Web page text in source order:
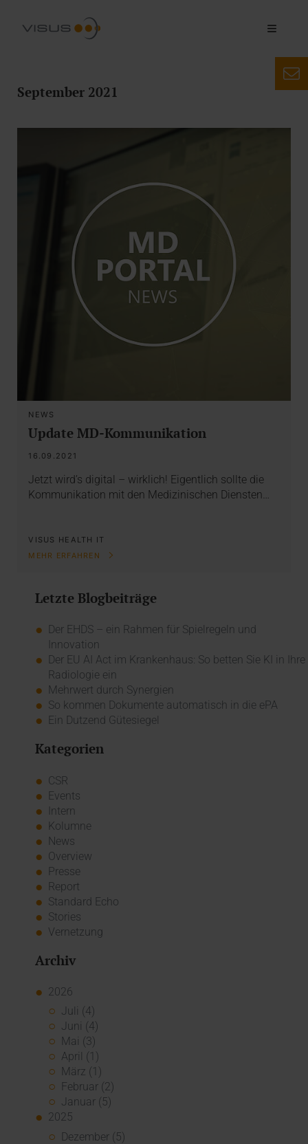
September 2021
NEWS
Update MD-Kommunikation
16.09.2021
Jetzt wird’s digital – wirklich! Eigentlich sollte die
Kommunikation mit den Medizinischen Diensten…
VISUS HEALTH IT
MEHR ERFAHREN
Letzte Blogbeiträge
Der EHDS – ein Rahmen für Spielregeln und
Innovation
Der EU AI Act im Krankenhaus: So betten Sie KI in Ihre
Radiologie ein
Mehrwert durch Synergien
So kommen Dokumente automatisch in die ePA
Ein Dutzend Gütesiegel
Kategorien
CSR
Events
Intern
Kolumne
News
Overview
Presse
Report
Standard Echo
Stories
Vernetzung
Archiv
2026
Juli (4)
Juni (4)
Mai (3)
April (1)
März (1)
Februar (2)
Januar (5)
2025
Dezember (5)